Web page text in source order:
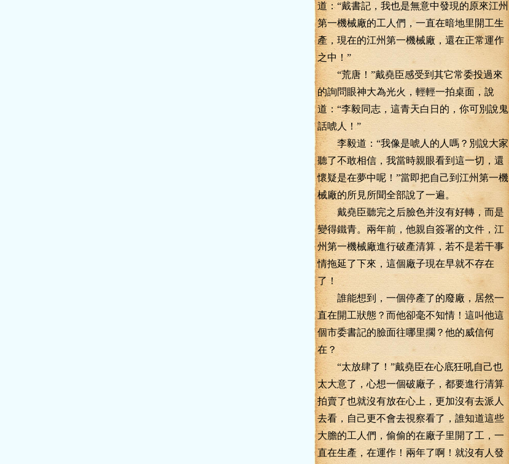
道：“戴書記，我也是無意中發現的原來江州
第一機械廠的工人們，一直在暗地里開工生
產，現在的江州第一機械廠，還在正常運作
之中！”
“荒唐！”戴堯臣感受到其它常委投過來
的詢問眼神大為光火，輕輕一拍桌面，說
道：“李毅同志，這青天白日的，你可別說鬼
話唬人！”
李毅道：“我像是唬人的人嗎？別說大家
聽了不敢相信，我當時親眼看到這一切，還
懷疑是在夢中呢！”當即把自己到江州第一機
械廠的所見所聞全部說了一遍。
戴堯臣聽完之后臉色并沒有好轉，而是
變得鐵青。兩年前，他親自簽署的文件，江
州第一機械廠進行破產清算，若不是若干事
情拖延了下來，這個廠子現在早就不存在
了！
誰能想到，一個停產了的廢廠，居然一
直在開工狀態？而他卻毫不知情！這叫他這
個市委書記的臉面往哪里擱？他的威信何
在？
“太放肆了！”戴堯臣在心底狂吼自己也
太大意了，心想一個破廠子，都要進行清算
拍賣了也就沒有放在心上，更加沒有去派人
去看，自己更不會去視察看了，誰知道這些
大膽的工人們，偷偷的在廠子里開了工，一
直在生產，在運作！兩年了啊！就沒有人發